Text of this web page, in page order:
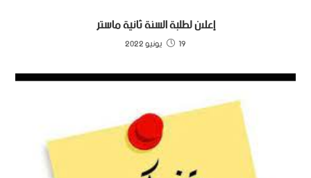
إعلان لطلبة السنة ثانية ماستر
19 يونيو 2022